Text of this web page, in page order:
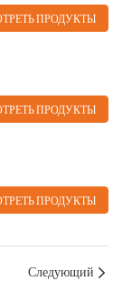
ПРОДУКТЫ
ПРОДУКТЫ
ПРОДУКТЫ
Следующий